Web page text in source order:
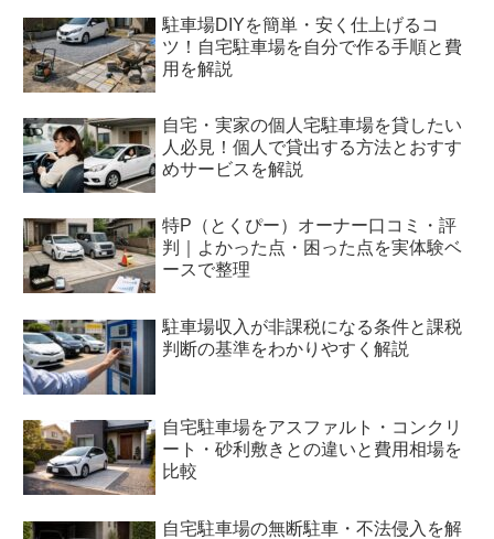
駐車場DIYを簡単・安く仕上げるコ
ツ！自宅駐車場を自分で作る手順と費
用を解説
自宅・実家の個人宅駐車場を貸したい
人必見！個人で貸出する方法とおすす
めサービスを解説
特P（とくぴー）オーナー口コミ・評
判｜よかった点・困った点を実体験ベ
ースで整理
駐車場収入が非課税になる条件と課税
判断の基準をわかりやすく解説
自宅駐車場をアスファルト・コンクリ
ート・砂利敷きとの違いと費用相場を
比較
自宅駐車場の無断駐車・不法侵入を解